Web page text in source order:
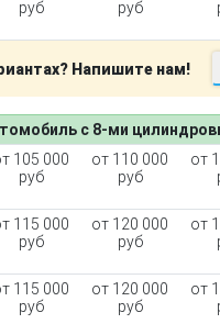
руб руб
Напишите нам!
с 8-ми
105 000
руб
от 110 000
руб
от
115 000
руб
от 120 000
руб
от
115 000
руб
от 120 000
руб
от